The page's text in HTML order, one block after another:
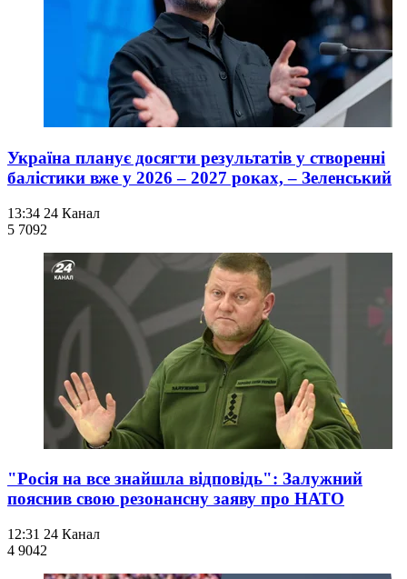
Україна планує досягти результатів у створенні
балістики вже у 2026 – 2027 роках, – Зеленський
13:34 24 Канал
5 7092
"Росія на все знайшла відповідь": Залужний
пояснив свою резонансну заяву про НАТО
12:31 24 Канал
4 9042